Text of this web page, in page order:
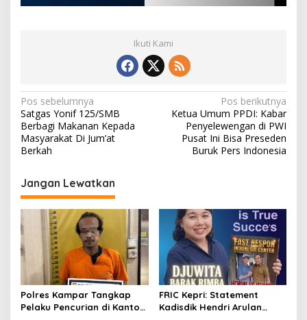
Ikuti Kami
N
a
v
g
a
s
i
p
o
s
Pos sebelumnya
Satgas Yonif 125/SMB
Berbagi Makanan Kepada
Masyarakat Di Jum’at
Berkah
Pos berikutnya
Ketua Umum PPDI: Kabar
Penyelewengan di PWI
Pusat Ini Bisa Preseden
Buruk Pers Indonesia
Jangan Lewatkan
Polres Kampar Tangkap
Pelaku Pencurian di Kantor
FRIC Kepri: Statement
Kadisdik Hendri Arulan